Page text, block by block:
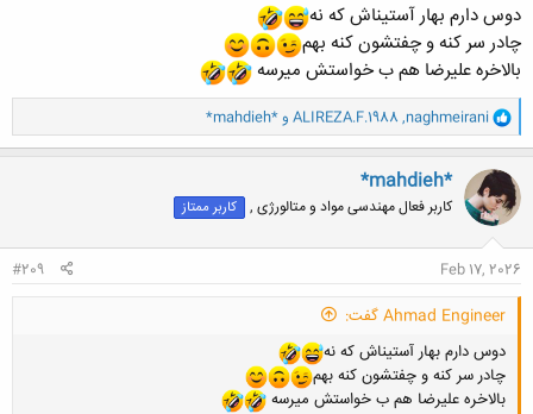
کلیک کنید تا باز شود...
دوس دارم بهار آستیناش که نه
چادر سر کنه و چفتشون کنه بهم
بالاخره علیرضا هم ب خواستش میرسه
و
ا
ک
ن
ش
ه
ا
naghmeirani
,
ALIREZA.F.1988 و*mahdieh*
*mahdieh*
کاربر فعال مهندسی مواد و متالورژی , کاربر ممتاز
Feb 17, 2026
#209
Ahmad Engineer گفت:
دوس دارم بهار آستیناش که نه
چادر سر کنه و چفتشون کنه بهم
بالاخره علیرضا هم ب خواستش میرسه